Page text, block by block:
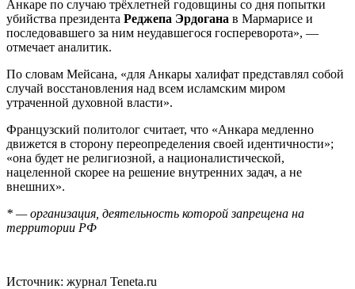
Анкаре по случаю трёхлетней годовщины со дня попытки
убийства президента Реджепа Эрдогана в Мармарисе и
последовавшего за ним неудавшегося госпереворота», —
отмечает аналитик.
По словам Мейсана, «для Анкары халифат представлял собой
случай восстановления над всем исламским миром
утраченной духовной власти».
Французский политолог считает, что «Анкара медленно
движется в сторону переопределения своей идентичности»;
«она будет не религиозной, а националистической,
нацеленной скорее на решение внутренних задач, а не
внешних».
* — организация, деятельность которой запрещена на
территории РФ
Источник: журнал Teneta.ru